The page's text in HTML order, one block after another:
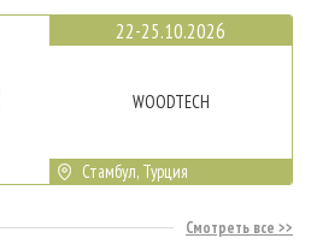
22-25.10.2026
WOODTECH
Стамбул, Турция
Смотреть все